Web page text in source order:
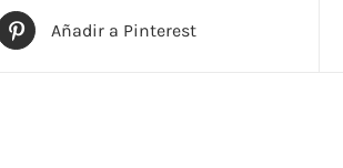
Añadir a Pinterest